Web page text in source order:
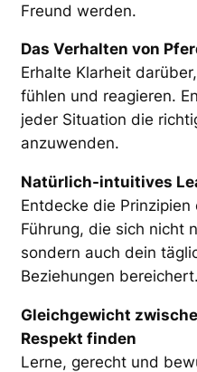
Freund werden.
Das Verhalten von
Erhalte Klarheit
fühlen und reagieren.
jeder Situation die
anzuwenden.
Natürlich-intuitives
Entdecke die
Führung, die sich nicht
sondern auch dein
Beziehungen bereichert.
Gleichgewicht
Respekt finden
Lerne, gerecht und